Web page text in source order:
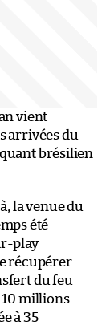
vient
arrivées du
brésilien
la venue du
été
play
récupérer
du feu
10 millions
à 35